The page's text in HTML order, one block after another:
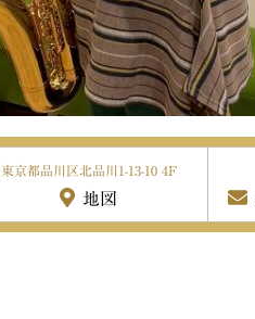
東京都品川区北品川1-13-10 4F
地図